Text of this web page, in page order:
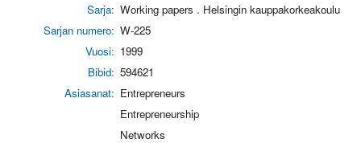
Sarja: Working papers . Helsingin kauppakorkeakoulu
Sarjan numero: W-225
Vuosi: 1999
Bibid: 594621
Asiasanat: Entrepreneurs
Entrepreneurship
Networks